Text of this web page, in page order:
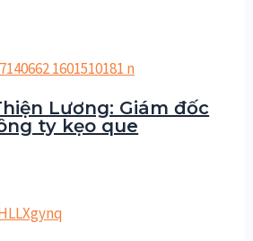
Lương: Giám đốc
ty kẹo que